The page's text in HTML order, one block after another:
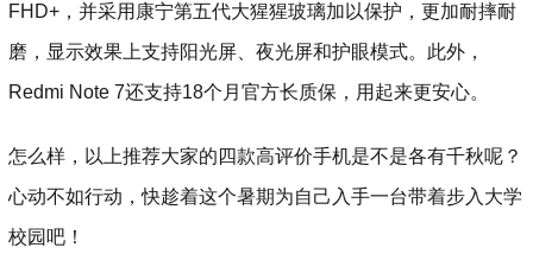
FHD+，并采用康宁第五代大猩猩玻璃加以保护，更加耐摔耐
磨，显示效果上支持阳光屏、夜光屏和护眼模式。此外，
Redmi Note 7还支持18个月官方长质保，用起来更安心。
怎么样，以上推荐大家的四款高评价手机是不是各有千秋呢？
心动不如行动，快趁着这个暑期为自己入手一台带着步入大学
校园吧！